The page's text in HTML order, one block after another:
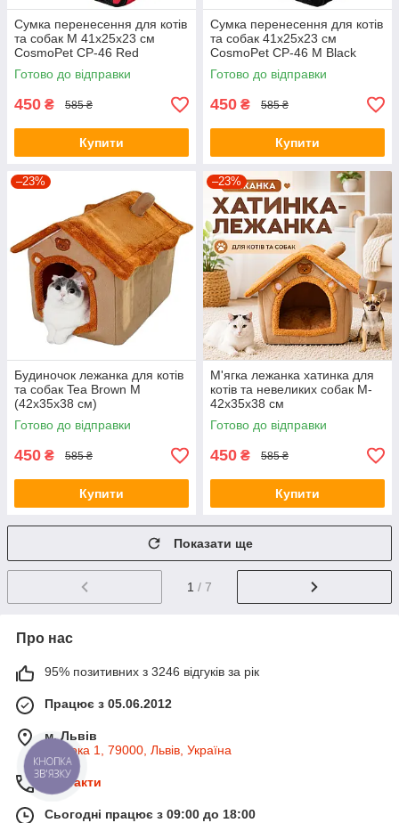
Сумка перенесення для котів
та собак M 41x25x23 см
CosmoPet CP-46 Red
Готово до відправки
450 ₴ 585 ₴
Купити
Сумка перенесення для котів
та собак 41x25x23 см
CosmoPet CP-46 M Black
Готово до відправки
450 ₴ 585 ₴
Купити
–23%
Будиночок лежанка для котів
та собак Tea Brown M
(42х35х38 см)
Готово до відправки
450 ₴ 585 ₴
Купити
–23%
М'ягка лежанка хатинка для
котів та невеликих собак M-
42х35х38 см
Готово до відправки
450 ₴ 585 ₴
Купити
Показати ще
1 / 7
Про нас
95% позитивних з 3246 відгуків за рік
Працює з 05.06.2012
м. Львів
Широка 1, 79000, Львів, Україна
Контакти
Сьогодні працює з 09:00 до 18:00
КНОПКА
ЗВ'ЯЗКУ